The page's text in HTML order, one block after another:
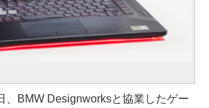
、BMW Designworksと協業したゲー